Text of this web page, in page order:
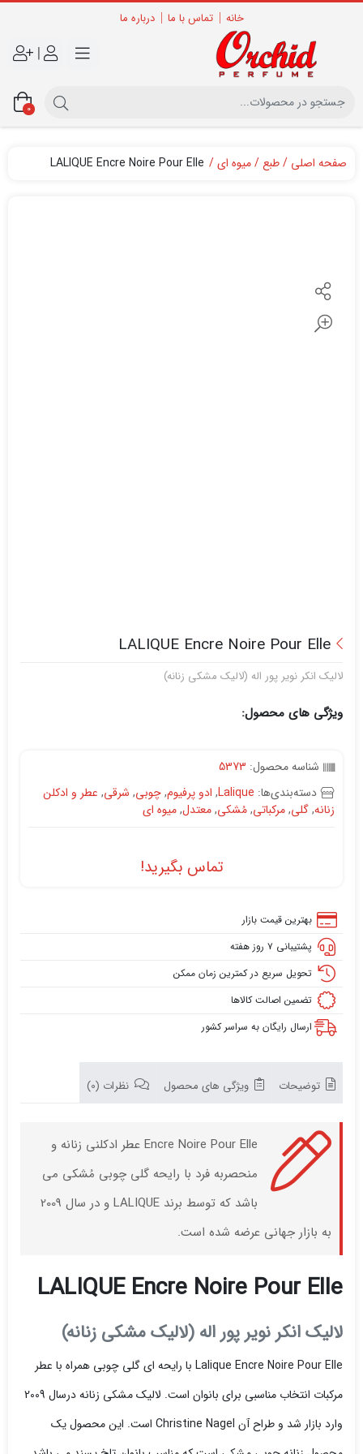
خانه تماس با ما درباره ما
|
0
صفحه اصلی طبع میوه ای LALIQUE Encre Noire Pour Elle
LALIQUE Encre Noire Pour Elle
لالیک انکر نویر پور اله (لالیک مشکی زنانه)
ویژگی های محصول:
شناسه محصول: 5373
دسته‌بندی‌ها: Lalique
, ادو پرفیوم,چوبی, شرقی, عطر و ادکلن
زنانه,گلی,مرکباتی,مُشکی,معتدل,میوه ای
تماس بگیرید!
بهترین قیمت بازار
پشتیبانی ۷ روز هفته
تحویل سریع در کمترین زمان ممکن
تضمین اصالت کالاها
ارسال رایگان به سراسر کشور
توضیحات ویژگی های محصول نظرات (0)
Encre Noire Pour Elle عطر ادکلنی زنانه و
منحصربه فرد با رایحه گلی چوبی مُشکی می
باشد که توسط برند LALIQUE و در سال 2009
به بازار جهانی عرضه شده است.
LALIQUE Encre Noire Pour Elle
لالیک انکر نویر پور اله (لالیک مشکی زنانه)
Lalique Encre Noire Pour Elle با رایحه ای گلی چوبی همراه با عطر
مرکبات انتخاب مناسبی برای بانوان است. لالیک مشکی زنانه درسال 2009
وارد بازار شد و طراح آن Christine Nagel است. این محصول یک